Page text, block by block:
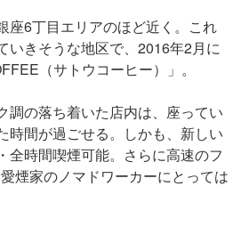
座6丁目エリアのほど近く。これ
いきそうな地区で、2016年2月に
（サトウコーヒー）」。
調の落ち着いた店内は、座ってい
時間が過ごせる。しかも、新しい
全時間喫煙可能。さらに高速のフ
煙家のノマドワーカーにとっては